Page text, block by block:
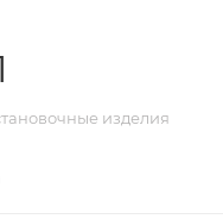
изделия